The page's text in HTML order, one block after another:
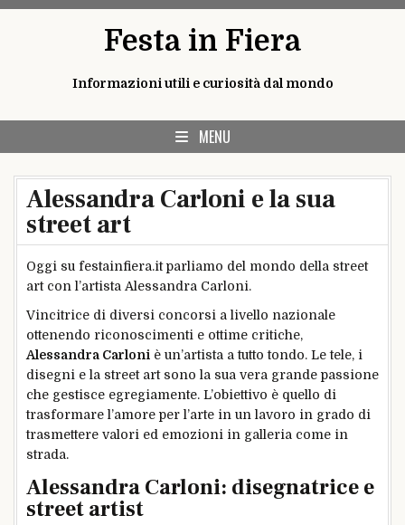
Festa in Fiera
Informazioni utili e curiosità dal mondo
MENU
Alessandra Carloni e la sua
street art
Oggi su festainfiera.it parliamo del mondo della street
art con l’artista Alessandra Carloni.
Vincitrice di diversi concorsi a livello nazionale
ottenendo riconoscimenti e ottime critiche,
Alessandra Carloni è un’artista a tutto tondo. Le tele, i
disegni e la street art sono la sua vera grande passione
che gestisce egregiamente. L’obiettivo è quello di
trasformare l’amore per l’arte in un lavoro in grado di
trasmettere valori ed emozioni in galleria come in
strada.
Alessandra Carloni: disegnatrice e
street artist